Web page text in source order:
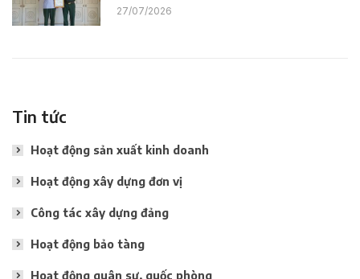
nhân kỷ niệm 79 năm Ngày Thương binh –
27/07/2026
Tin tức
Hoạt động sản xuất kinh doanh
Hoạt động xây dựng đơn vị
Công tác xây dựng đảng
Hoạt động bảo tàng
Hoạt động quân sự, quốc phòng